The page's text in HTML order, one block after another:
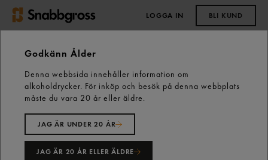
LOGGA IN BLI KUND
Start Vårt sortiment Non Food
Köksutrustning
Redskap & Husgeråd
Fransk Visp 335 Mm st Hendi
Godkänn Ålder
Denna webbsida innehåller information om
alkoholdrycker. För inköp och besök på denna webbplats
måste du vara 20 år eller äldre.
JAG ÄR UNDER 20 ÅR
JAG ÄR 20 ÅR ELLER ÄLDRE